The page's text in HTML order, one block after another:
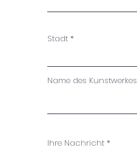
Stadt
Name des Kunstwerkes
Ihre Nachricht